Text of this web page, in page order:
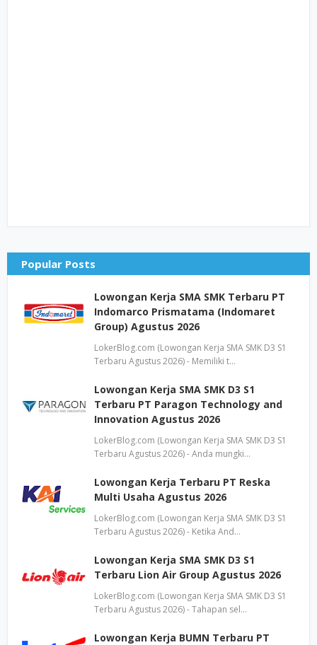
Popular Posts
Lowongan Kerja SMA SMK Terbaru PT
Indomarco Prismatama (Indomaret
Group) Agustus 2026
LokerBlog.com (Lowongan Kerja SMA SMK D3 S1
Terbaru Agustus 2026) - Memiliki t…
Lowongan Kerja SMA SMK D3 S1
Terbaru PT Paragon Technology and
Innovation Agustus 2026
LokerBlog.com (Lowongan Kerja SMA SMK D3 S1
Terbaru Agustus 2026) - Anda mungki…
Lowongan Kerja Terbaru PT Reska
Multi Usaha Agustus 2026
LokerBlog.com (Lowongan Kerja SMA SMK D3 S1
Terbaru Agustus 2026) - Ketika And…
Lowongan Kerja SMA SMK D3 S1
Terbaru Lion Air Group Agustus 2026
LokerBlog.com (Lowongan Kerja SMA SMK D3 S1
Terbaru Agustus 2026) - Tahapan sel…
Lowongan Kerja BUMN Terbaru PT